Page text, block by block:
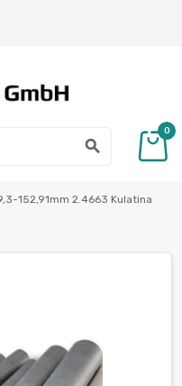
search
0
152,91mm 2.4663 Kulatina